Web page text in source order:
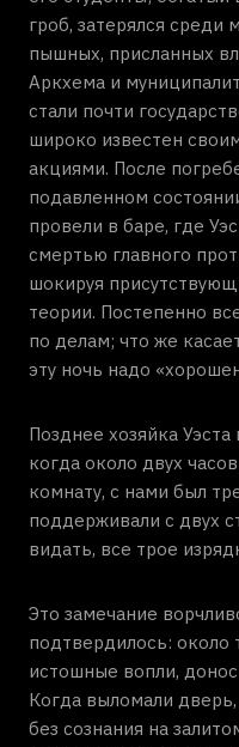
гроб, затерялся среди
пышных, присланных
Аркхема и
стали почти
широко известен
акциями. После
подавленном
провели в баре, где
смертью главного
шокируя
теории. Постепенно
по делам; что же
эту ночь надо
Позднее хозяйка
когда около двух
комнату, с нами был
поддерживали с двух
видать, все трое
Это замечание
подтвердилось: около
истошные вопли,
Когда выломали
без сознания на